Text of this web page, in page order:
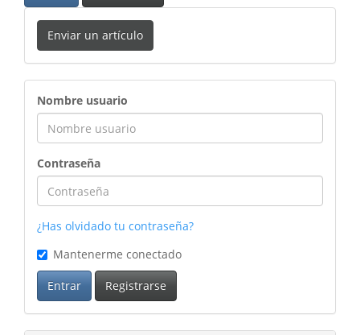
Enviar un artículo
ingreso
Nombre usuario
Contraseña
¿Has olvidado tu contraseña?
Mantenerme conectado
Entrar Registrarse